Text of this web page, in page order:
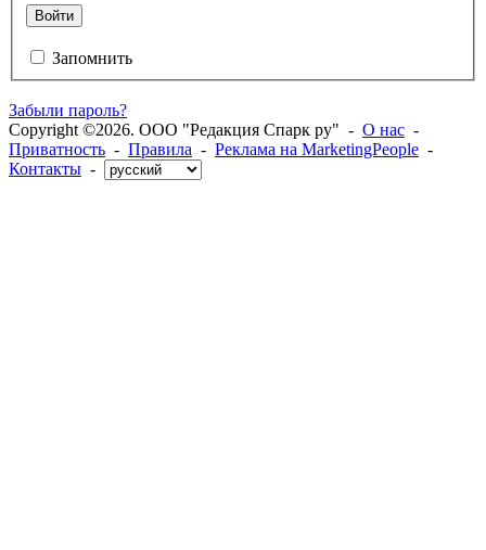
Войти
Запомнить
Забыли пароль?
Copyright ©2026. ООО "Редакция Спарк ру" - О нас -
Приватность - Правила - Реклама на MarketingPeople -
Контакты -